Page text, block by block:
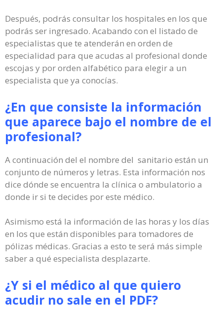
Después, podrás consultar los hospitales en los que
podrás ser ingresado. Acabando con el listado de
especialistas que te atenderán en orden de
especialidad para que acudas al profesional donde
escojas y por orden alfabético para elegir a un
especialista que ya conocías.
¿En que consiste la información
que aparece bajo el nombre de el
profesional?
A continuación del el nombre del sanitario están un
conjunto de números y letras. Esta información nos
dice dónde se encuentra la clínica o ambulatorio a
donde ir si te decides por este médico.
Asimismo está la información de las horas y los días
en los que están disponibles para tomadores de
pólizas médicas. Gracias a esto te será más simple
saber a qué especialista desplazarte.
¿Y si el médico al que quiero
acudir no sale en el PDF?